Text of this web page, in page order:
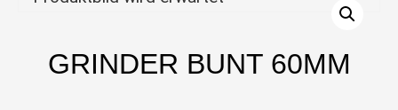
GRINDER BUNT 60MM